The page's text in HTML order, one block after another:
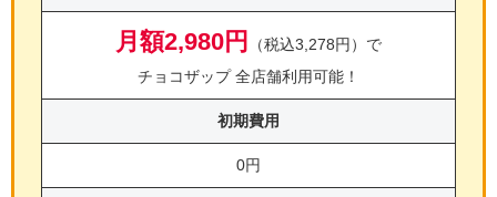
月額2,980円
（税込3,278円）で
チョコザップ 全店舗利用可能！
初期費用
0円